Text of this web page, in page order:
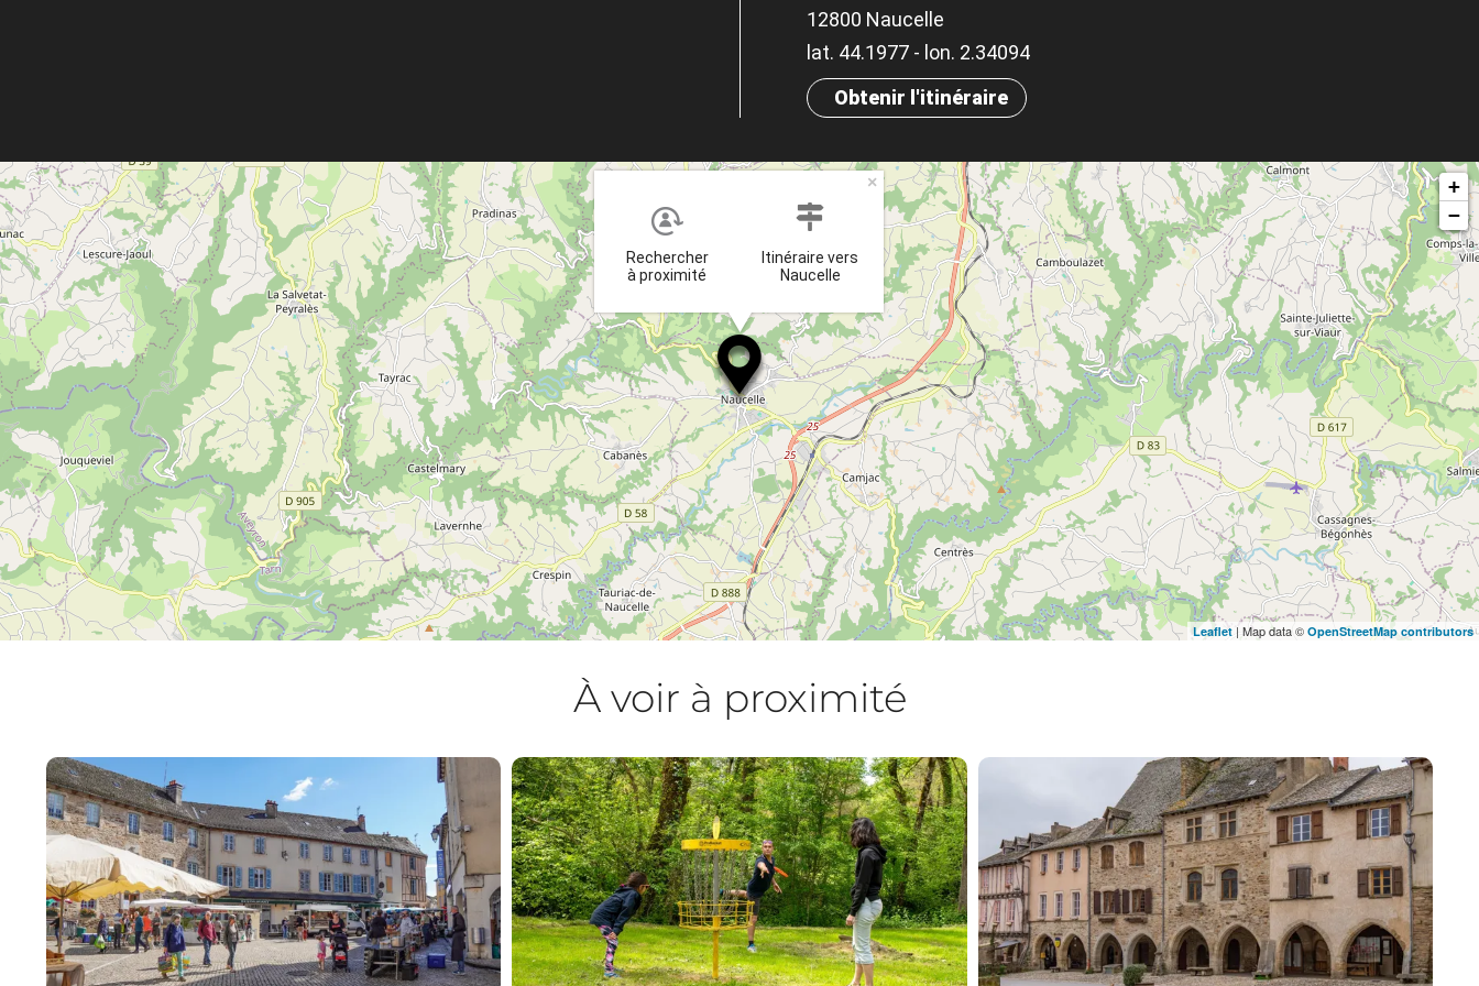
12800 Naucelle
lat. 44.1977 - lon. 2.34094
Obtenir l'itinéraire
Rechercher
à proximité
Itinéraire vers
Naucelle
×
+
−
Leaflet | Map data © OpenStreetMap contributors
À voir à proximité